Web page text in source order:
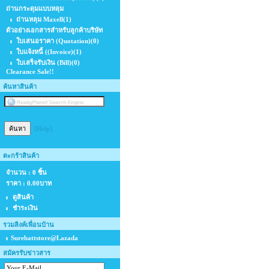
ถ่านกระดุมแบบหลุม
ถ่านหลุม Maxell(1)
ตัวอย่างเอกสารสำหรับลูกค้าบริษัท
ใบเสนอราคา (Quotation)(0)
ใบแจ้งหนี้ ((Invoice)(1)
ใบเสร็จรับเงิน (Bill)(0)
Clearance Sale!!
ค้นหาสินค้า
[Help]
ตะกร้าสินค้า
จำนวน : 0 ชิ้น
ราคา : 0.00บาท
ดูสินค้า
ชำระเงิน
รวมลิงค์เพื่อนบ้าน
Surebattstore@Lazada
สมัครรับข่าวสาร